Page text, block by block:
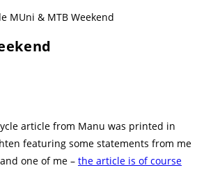
article from Manu was printed in
featuring some statements from me
one of me – the article is of course